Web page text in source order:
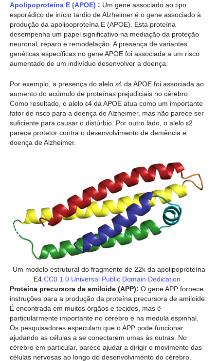
Apolipoproteína E (APOE) : Um gene associado ao tipo
esporádico de início tardio de Alzheimer é o gene associado à
produção da apolipoproteína E (APOE). Esta proteína
desempenha um papel significativo na mediação da proteção
neuronal, reparo e remodelação. A presença de variantes
genéticas específicas no gene APOE foi associada a um risco
aumentado de um indivíduo desenvolver a doença.
Por exemplo, a presença do alelo ε4 da APOE foi associada ao
aumento do acúmulo de proteínas prejudiciais no cérebro.
Como resultado, o alelo ε4 da APOE atua como um importante
fator de risco para a doença de Alzheimer, mas não parece ser
suficiente para causar o distúrbio. Por outro lado, o alelo ε2
parece protetor contra o desenvolvimento de demência e
doença de Alzheimer.
Um modelo estrutural do fragmento de 22k da apolipoproteína
E4. CC0 1.0 Universal Public Domain Dedication
Proteína precursora de amiloide (APP): O gene APP fornece
instruções para a produção da proteína precursora de amiloide.
É encontrada em muitos órgãos e tecidos, mas é
particularmente importante no cérebro e na medula espinhal.
Os pesquisadores especulam que o APP pode funcionar
ajudando as células a se conectarem umas às outras. No
cérebro em particular, parece ajudar a dirigir o movimento das
células nervosas ao longo do desenvolvimento do cérebro.